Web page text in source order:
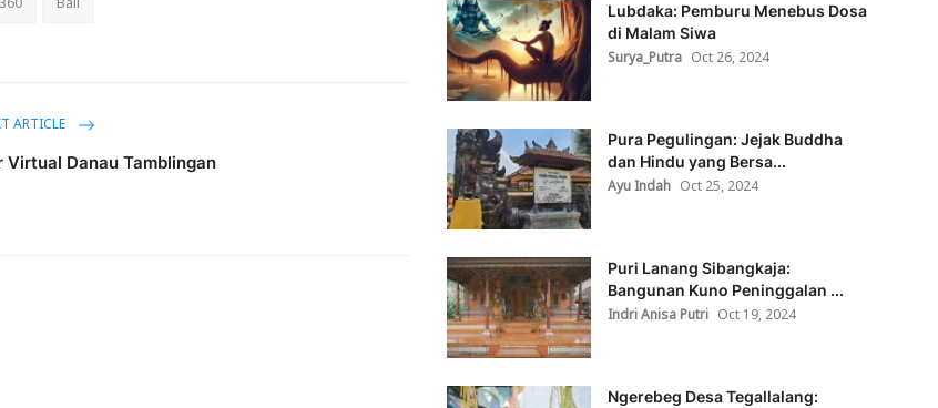
ARTICLE
Virtual Danau Tamblingan
Lubdaka: Pemburu Menebus Dosa
di Malam Siwa
Surya_Putra Oct 26, 2024
Pura Pegulingan: Jejak Buddha
dan Hindu yang Bersa...
Ayu Indah Oct 25, 2024
Puri Lanang Sibangkaja:
Bangunan Kuno Peninggalan ...
Indri Anisa Putri Oct 19, 2024
Ngerebeg Desa Tegallalang: